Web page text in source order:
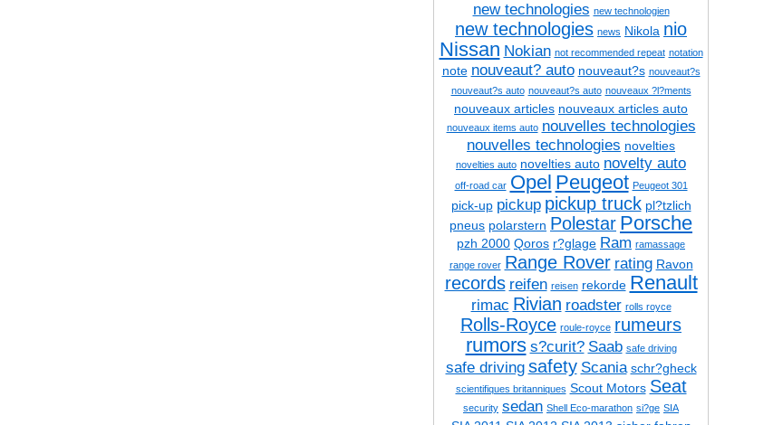
new technologies new technologien
new technologies news Nikola nio
Nissan Nokian not recommended repeat notation
note nouveaut? auto nouveaut?s nouveaut?s
nouveaut?s auto nouveaut?s auto nouveaux ?l?ments
nouveaux articles nouveaux articles auto
nouveaux items auto nouvelles technologies
nouvelles technologies novelties
novelties auto novelties auto novelty auto
off-road car Opel Peugeot Peugeot 301
pick-up pickup pickup truck pl?tzlich
pneus polarstern Polestar Porsche
pzh 2000 Qoros r?glage Ram ramassage
range rover Range Rover rating Ravon
records reifen reisen rekorde Renault
rimac Rivian roadster rolls royce
Rolls-Royce roule-royce rumeurs
rumors s?curit? Saab safe driving
safe driving safety Scania schr?gheck
scientifiques britanniques Scout Motors Seat
security sedan Shell Eco-marathon si?ge SIA